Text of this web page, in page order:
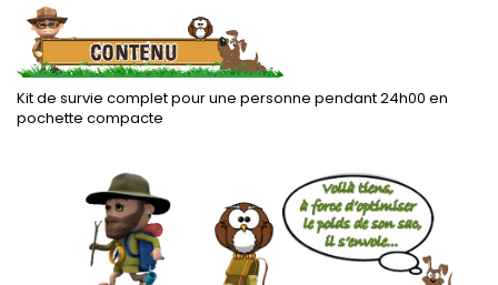
Kit de survie complet pour une personne pendant 24h00 en
pochette compacte
.